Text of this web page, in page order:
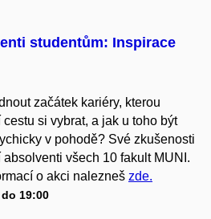
studentům: Inspirace
začátek kariéry, kterou
cestu si vybrat, a jak u toho být
v pohodě? Své zkušenosti
absolventi všech 10 fakult MUNI.
o akci nalezneš zde.
19:00